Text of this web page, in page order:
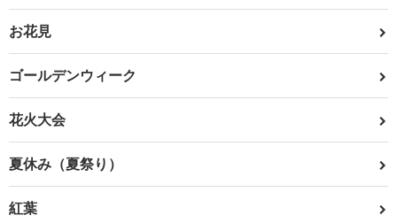
お花見
ゴールデンウィーク
花火大会
夏休み（夏祭り）
紅葉